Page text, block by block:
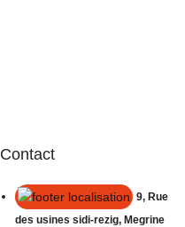
Contact
9, Rue
des usines sidi-rezig, Megrine